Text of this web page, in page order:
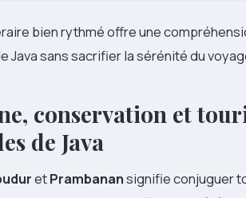
bien rythmé offre une
Java sans sacrifier la sérénité du
conservation et
de Java
etPrambanansignifie conjuguer